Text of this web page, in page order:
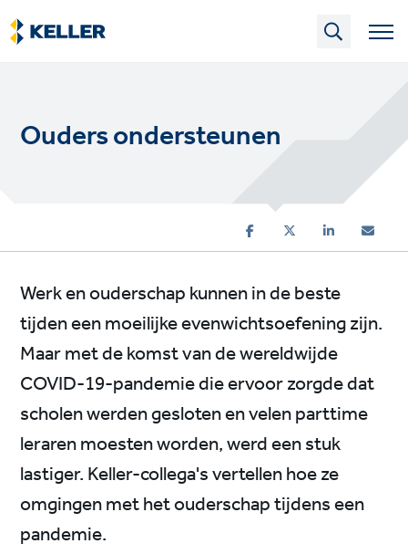
Skip
to
main
Ouders ondersteunen
Werk en ouderschap kunnen in de beste
tijden een moeilijke evenwichtsoefening zijn.
Maar met de komst van de wereldwijde
COVID-19-pandemie die ervoor zorgde dat
scholen werden gesloten en velen parttime
leraren moesten worden, werd een stuk
lastiger. Keller-collega's vertellen hoe ze
omgingen met het ouderschap tijdens een
pandemie.